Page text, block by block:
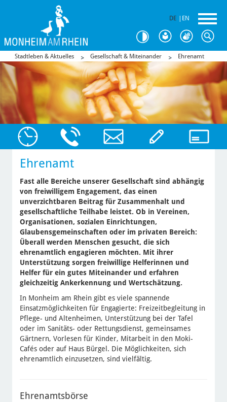
DE EN
Stadtleben & Aktuelles Gesellschaft & Miteinander Ehrenamt
Ehrenamt
Fast alle Bereiche unserer Gesellschaft sind abhängig
von freiwilligem Engagement, das einen
unverzichtbaren Beitrag für Zusammenhalt und
gesellschaftliche Teilhabe leistet. Ob in Vereinen,
Organisationen, sozialen Einrichtungen,
Glaubensgemeinschaften oder im privaten Bereich:
Überall werden Menschen gesucht, die sich
ehrenamtlich engagieren möchten. Mit ihrer
Unterstützung sorgen freiwillige Helferinnen und
Helfer für ein gutes Miteinander und erfahren
gleichzeitig Ankerkennung und Wertschätzung.
In Monheim am Rhein gibt es viele spannende
Einsatzmöglichkeiten für Engagierte: Freizeitbegleitung in
Pflege- und Altenheimen, Unterstützung bei der Tafel
oder im Sanitäts- oder Rettungsdienst, gemeinsames
Gärtnern, Vorlesen für Kinder, Mitarbeit in den Moki-
Cafés oder auf Haus Bürgel. Die Möglichkeiten, sich
ehrenamtlich einzusetzen, sind vielfältig.
Ehrenamtsbörse